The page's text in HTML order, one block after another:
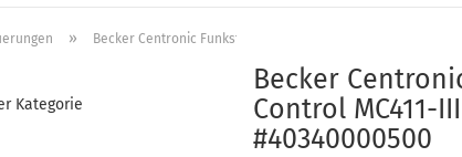
» Becker Centronic Funksteuerungen
Kategorie
Be­cker
Con­trol MC411-​III
#40340000500